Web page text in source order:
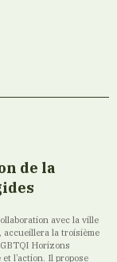
de la
avec la ville
accueillera la troisième
Horizons
l’action. Il propose